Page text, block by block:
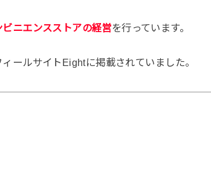
ビニエンスストアの経営を行っています。
ールサイトEightに掲載されていました。